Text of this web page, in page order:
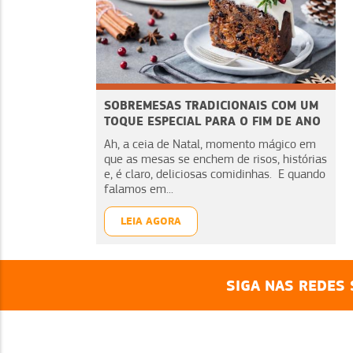
SOBREMESAS TRADICIONAIS COM UM
TOQUE ESPECIAL PARA O FIM DE ANO
Ah, a ceia de Natal, momento mágico em
que as mesas se enchem de risos, histórias
e, é claro, deliciosas comidinhas. E quando
falamos em...
LEIA AGORA
SIGA NAS REDES